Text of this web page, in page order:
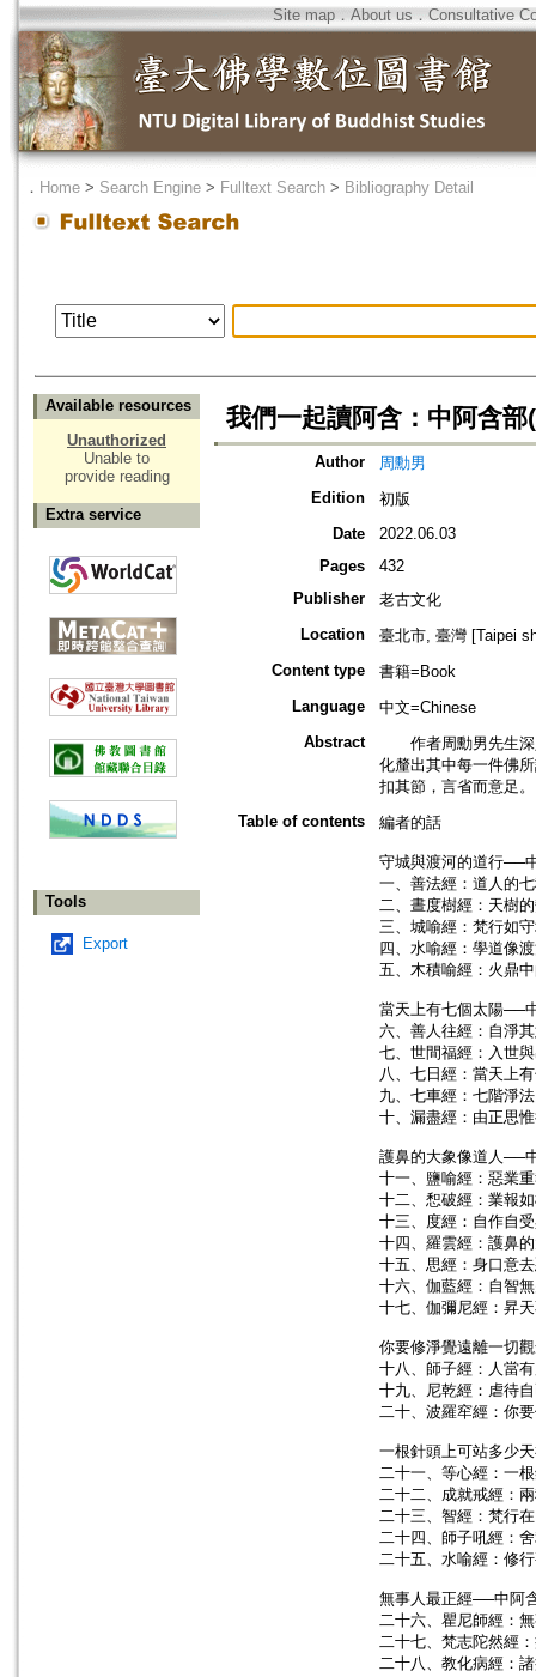
Site map．About us ． Consultative
． Home > Search Engine > Fulltext Search > Bibliography Detail
Available resources
Unauthorized
Unable to
provide reading
Extra service
Tools
Export
我們一起讀阿含：中阿含部
Author
周勳男
Edition
初版
Date
2022.06.03
Pages
432
Publisher
老古文化
Location
臺北市, 臺灣 [Taipei
Content type
書籍=Book
Language
中文=Chinese
Abstract
作者周勳男先生深
化釐出其中每一件佛
扣其節，言省而意足。
Table of contents
編者的話
守城與渡河的道行──
一、善法經：道人的
二、晝度樹經：天樹
三、城喻經：梵行如
四、水喻經：學道像
五、木積喻經：火鼎
當天上有七個太陽──
六、善人往經：自淨
七、世間福經：入世
八、七日經：當天上
九、七車經：七階淨
十、漏盡經：由正思
護鼻的大象像道人──
十一、鹽喻經：惡業
十二、惒破經：業報
十三、度經：自作自
十四、羅雲經：護鼻
十五、思經：身口意
十六、伽藍經：自智
十七、伽彌尼經：昇
你要修淨覺遠離一切
十八、師子經：人當
十九、尼乾經：虐待
二十、波羅窂經：你
一根針頭上可站多少
二十一、等心經：一
二十二、成就戒經：
二十三、智經：梵行
二十四、師子吼經：
二十五、水喻經：修
無事人最正經──中阿
二十六、瞿尼師經：
二十七、梵志陀然經
二十八、教化病經：